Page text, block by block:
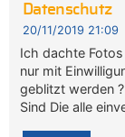
Datenschutz
20/11/2019 21:09
Ich dachte
nur mit
geblitzt werden ?
Sind Die alle